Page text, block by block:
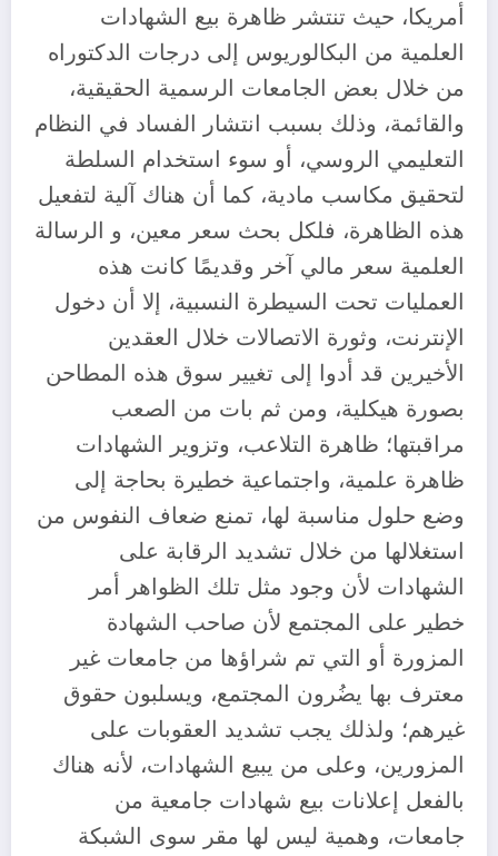
أمريكا، حيث تنتشر ظاهرة بيع الشهادات
العلمية من البكالوريوس إلى درجات الدكتوراه
من خلال بعض الجامعات الرسمية الحقيقية،
والقائمة، وذلك بسبب انتشار الفساد في النظام
التعليمي الروسي، أو سوء استخدام السلطة
لتحقيق مكاسب مادية، كما أن هناك آلية لتفعيل
هذه الظاهرة، فلكل بحث سعر معين، و الرسالة
العلمية سعر مالي آخر وقديمًا كانت هذه
العمليات تحت السيطرة النسبية، إلا أن دخول
الإنترنت، وثورة الاتصالات خلال العقدين
الأخيرين قد أدوا إلى تغيير سوق هذه المطاحن
بصورة هيكلية، ومن ثم بات من الصعب
مراقبتها؛ ظاهرة التلاعب، وتزوير الشهادات
ظاهرة علمية، واجتماعية خطيرة بحاجة إلى
وضع حلول مناسبة لها، تمنع ضعاف النفوس من
استغلالها من خلال تشديد الرقابة على
الشهادات لأن وجود مثل تلك الظواهر أمر
خطير على المجتمع لأن صاحب الشهادة
المزورة أو التي تم شراؤها من جامعات غير
معترف بها يضُرون المجتمع، ويسلبون حقوق
غيرهم؛ ولذلك يجب تشديد العقوبات على
المزورين، وعلى من يبيع الشهادات، لأنه هناك
بالفعل إعلانات بيع شهادات جامعية من
جامعات، وهمية ليس لها مقر سوى الشبكة